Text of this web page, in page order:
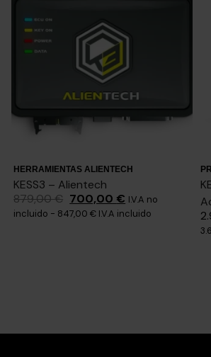
HERRAMIENTAS ALIENTECH
KESS3 – Alientech
879,00€ 700,00 € I.V.A no
incluido - 847,00€ I.V.A incluido